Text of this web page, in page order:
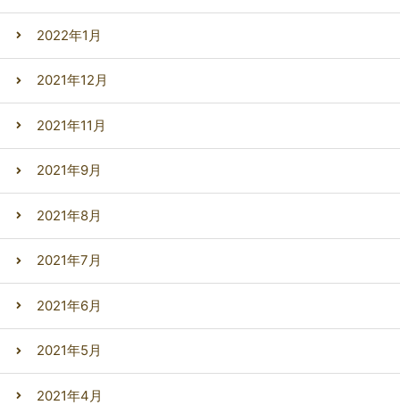
2022年1月
2021年12月
2021年11月
2021年9月
2021年8月
2021年7月
2021年6月
2021年5月
2021年4月